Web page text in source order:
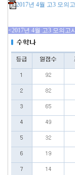
2017년 4월 고3 모의
<2017년 4월 고3 모의고